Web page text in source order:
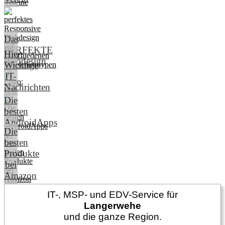
Das
PERFEKTE
Webdesign
Hier:
Wichtige
IT-
Nachrichten
Die
besten
AndroidApps
Die
besten
Produkte
bei
Amazon
IT-, MSP- und EDV-Service für
Langerwehe
und die ganze Region.